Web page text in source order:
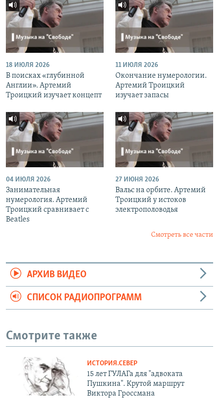
18 ИЮЛЯ 2026
В поисках «глубинной
Англии». Артемий
Троицкий изучает концепт
11 ИЮЛЯ 2026
Окончание нумерологии.
Артемий Троицкий
изучает запасы
04 ИЮЛЯ 2026
Занимательная
нумерология. Артемий
Троицкий сравнивает с
Beatles
27 ИЮНЯ 2026
Вальс на орбите. Артемий
Троицкий у истоков
электрополоводья
Смотреть все части
АРХИВ ВИДЕО
СПИСОК РАДИОПРОГРАММ
Смотрите также
ИСТОРИЯ.СЕВЕР
15 лет ГУЛАГа для "адвоката
Пушкина". Крутой маршрут
Виктора Гроссмана